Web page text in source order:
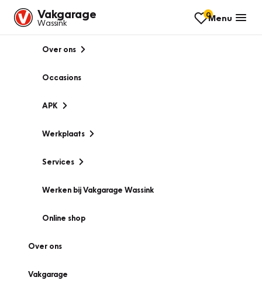
Vakgarage
Wassink
0Menu
Over ons
Occasions
APK
Werkplaats
Services
Werken bij Vakgarage Wassink
Online shop
Over ons
Vakgarage